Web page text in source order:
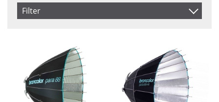
Artikelkod
Filter